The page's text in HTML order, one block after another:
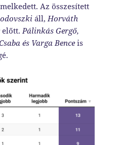
Az összesített
áll,Horváth
előtt.Pálinkás Gergő,
és Varga Benceis